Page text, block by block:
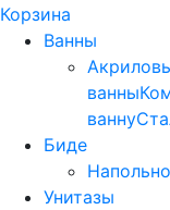
Корзина
Ванны
ванны
ванну
Биде
Унитазы